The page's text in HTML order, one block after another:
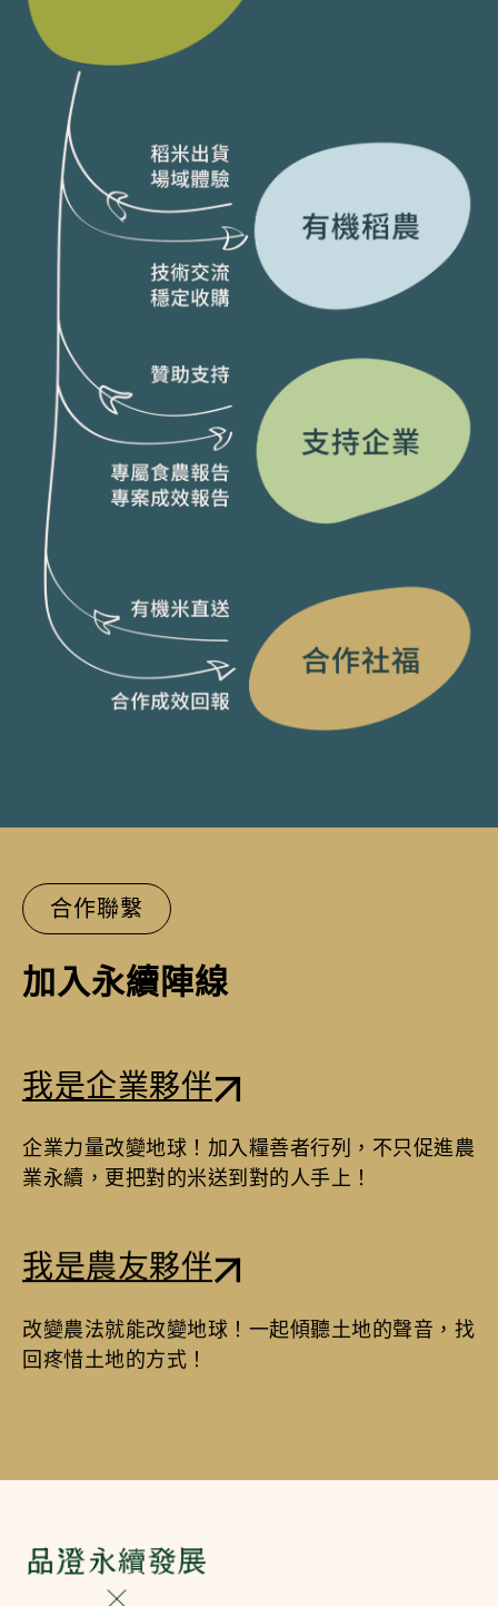
合作聯繫
加入永續陣線
我是企業夥伴
企業力量改變地球！加入糧善者行列，不只促進農
業永續，更把對的米送到對的人手上！
我是農友夥伴
改變農法就能改變地球！一起傾聽土地的聲音，找
回疼惜土地的方式！